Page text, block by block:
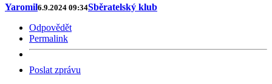
Yaromil6.9.2024 09:34Sběratelský klub
Odpovědět
Permalink
Poslat zprávu